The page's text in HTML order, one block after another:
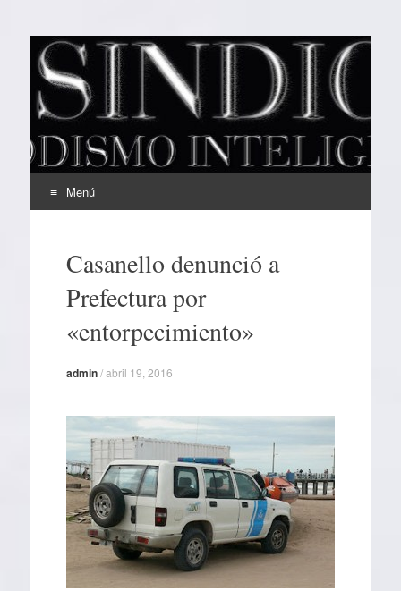
EL SINDICAL
Periodismo Inteligente
Menú
contenidoCasanello denunció a
Prefectura por
«entorpecimiento»
admin/abril 19, 2016